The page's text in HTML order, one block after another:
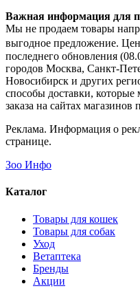
Важная информация для
Мы не продаем товары
выгодное предложение.
последнего обновления
городов Москва, Санкт-
Новосибирск и других
способы доставки,
заказа на сайтах магазинов
Реклама. Информация о
странице.
Зоо Инфо
Каталог
Товары для кошек
Товары для собак
Уход
Ветаптека
Бренды
Акции